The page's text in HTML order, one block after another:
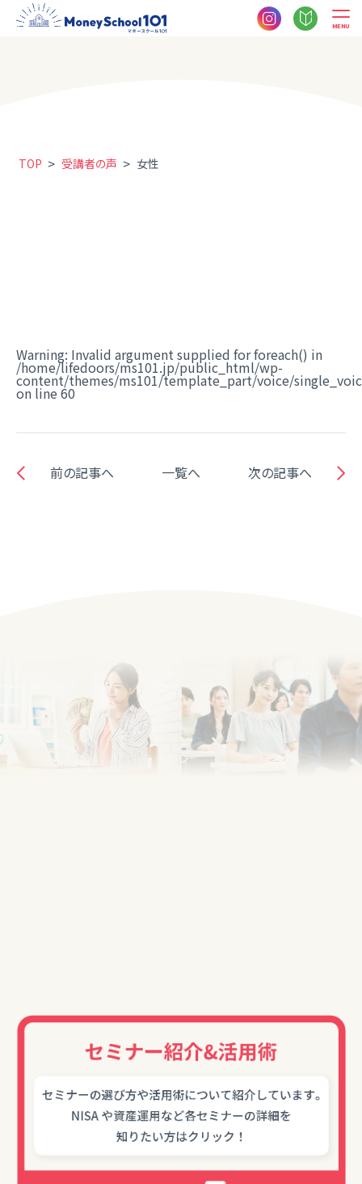
MENU
TOP > 受講者の声 > 女性
Warning: Invalid argument supplied for foreach() in
/home/lifedoors/ms101.jp/public_html/wp-
content/themes/ms101/template_part/voice/
on line 60
前の記事へ 一覧へ 次の記事へ